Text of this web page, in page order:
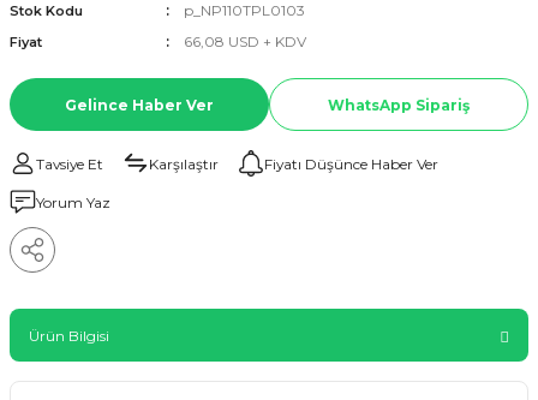
Stok Kodu p_NP110TPL0103
Fiyat 66,08 USD + KDV
Gelince Haber Ver WhatsApp Sipariş
Tavsiye Et Karşılaştır Fiyatı Düşünce Haber Ver
Yorum Yaz
Ürün Bilgisi